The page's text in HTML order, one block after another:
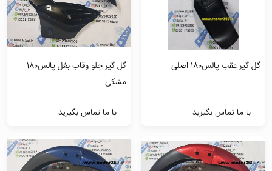
گل گیر عقب پالس180 اصلی
با ما تماس بگیرید
گل گیر جلو وقاب بغل پالس180
مشکی
با ما تماس بگیرید